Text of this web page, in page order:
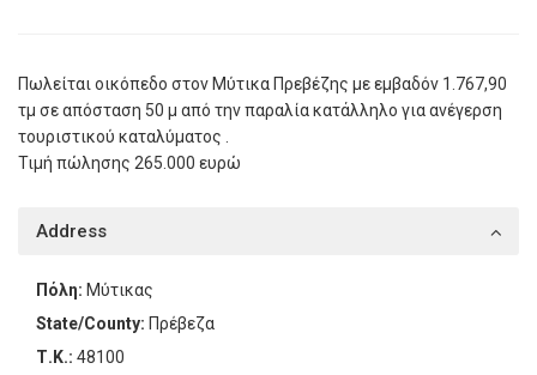
Πωλείται οικόπεδο στον Μύτικα Πρεβέζης με εμβαδόν 1.767,90
τμ σε απόσταση 50 μ από την παραλία κατάλληλο για ανέγερση
τουριστικού καταλύματος .
Τιμή πώλησης 265.000 ευρώ
Address
Πόλη: Μύτικας
State/County: Πρέβεζα
Τ.Κ.: 48100